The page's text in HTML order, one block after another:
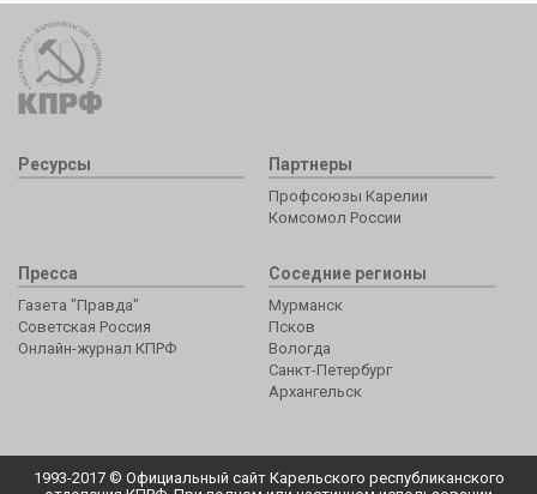
Ресурсы Партнеры
Профсоюзы Карелии
Комсомол России
Пресса
Газета "Правда"
Советская Россия
Онлайн-журнал КПРФ
Соседние регионы
Мурманск
Псков
Вологда
Санкт-Петербург
Архангельск
1993-2017 © Официальный сайт Карельского республиканского